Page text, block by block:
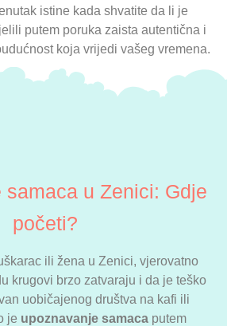
istine kada shvatite da li je
putem poruka zaista autentična i
koja vrijedi vašeg vremena.
samaca u Zenici: Gdje
početi?
ili žena u Zenici, vjerovatno
krugovi brzo zatvaraju i da je teško
uobičajenog društva na kafi ili
je upoznavanje samaca putem